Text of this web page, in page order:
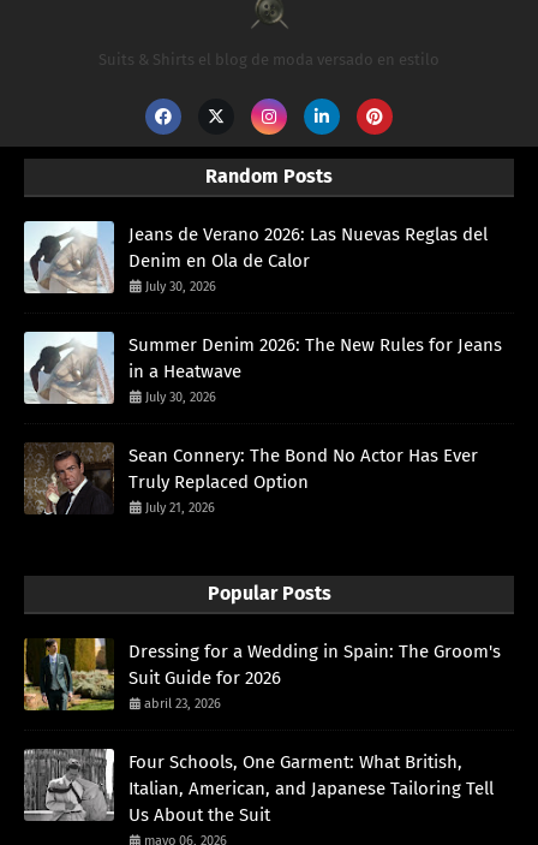
Suits & Shirts el blog de moda versado en estilo
Random Posts
Jeans de Verano 2026: Las Nuevas Reglas del
Denim en Ola de Calor
July 30, 2026
Summer Denim 2026: The New Rules for Jeans
in a Heatwave
July 30, 2026
Sean Connery: The Bond No Actor Has Ever
Truly Replaced Option
July 21, 2026
Popular Posts
Dressing for a Wedding in Spain: The Groom's
Suit Guide for 2026
abril 23, 2026
Four Schools, One Garment: What British,
Italian, American, and Japanese Tailoring Tell
Us About the Suit
mayo 06, 2026